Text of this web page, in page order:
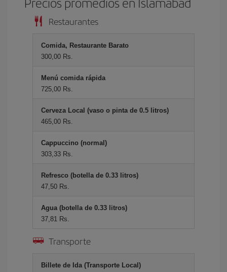
Restaurantes
Comida, Restaurante Barato
300,00 Rs.
Menú comida rápida
725,00 Rs.
Cerveza Local (vaso o pinta de 0.5 litros)
465,00 Rs.
Cappuccino (normal)
303,33 Rs.
Refresco (botella de 0.33 litros)
47,50 Rs.
Agua (botella de 0.33 litros)
37,81 Rs.
Transporte
Billete de Ida (Transporte Local)